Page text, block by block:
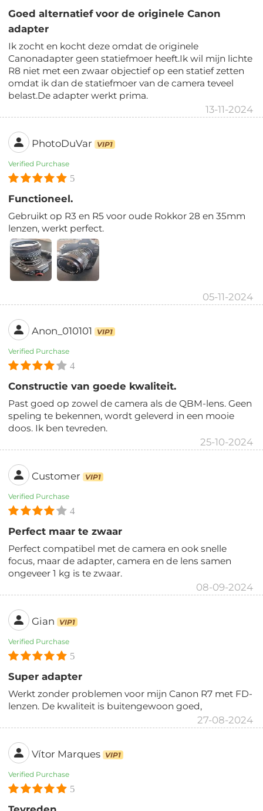
Goed alternatief voor de originele Canon
adapter
Ik zocht en kocht deze omdat de originele
Canonadapter geen statiefmoer heeft.Ik wil mijn lichte
R8 niet met een zwaar objectief op een statief zetten
omdat ik dan de statiefmoer van de camera teveel
belast.De adapter werkt prima.
13-11-2024
PhotoDuVar VIP1
Verified Purchase
5
Functioneel.
Gebruikt op R3 en R5 voor oude Rokkor 28 en 35mm
lenzen, werkt perfect.
05-11-2024
Anon_010101 VIP1
Verified Purchase
4
Constructie van goede kwaliteit.
Past goed op zowel de camera als de QBM-lens. Geen
speling te bekennen, wordt geleverd in een mooie
doos. Ik ben tevreden.
25-10-2024
Customer VIP1
Verified Purchase
4
Perfect maar te zwaar
Perfect compatibel met de camera en ook snelle
focus, maar de adapter, camera en de lens samen
ongeveer 1 kg is te zwaar.
08-09-2024
Gian VIP1
Verified Purchase
5
Super adapter
Werkt zonder problemen voor mijn Canon R7 met FD-
lenzen. De kwaliteit is buitengewoon goed,
27-08-2024
Vítor Marques VIP1
Verified Purchase
5